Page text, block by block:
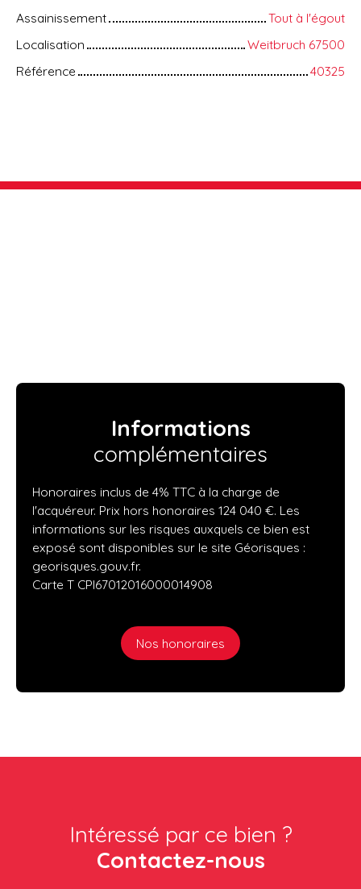
Assainissement
Tout à l'égout
Localisation
Weitbruch 67500
Référence
40325
Informations
complémentaires
Honoraires inclus de 4% TTC à la charge de
l'acquéreur. Prix hors honoraires 124 040 €. Les
informations sur les risques auxquels ce bien est
exposé sont disponibles sur le site Géorisques :
georisques.gouv.fr.
Carte T CPI67012016000014908
Intéressé par ce bien ?
Contactez-nous